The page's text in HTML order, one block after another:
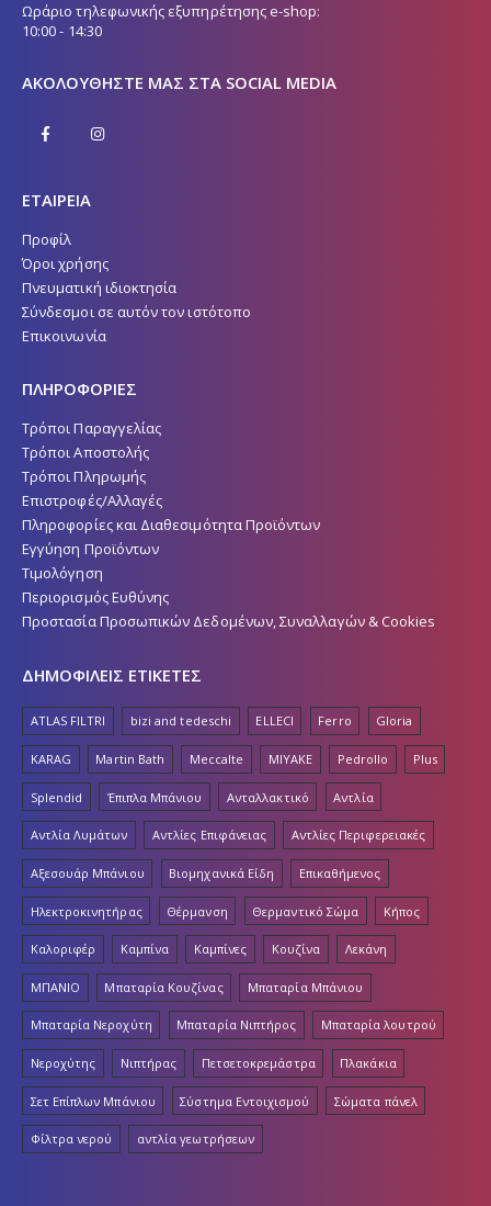
Ωράριο τηλεφωνικής εξυπηρέτησης e-shop:
10:00 - 14:30
ΑΚΟΛΟΥΘΉΣΤΕ ΜΑΣ ΣΤΑ SOCIAL MEDIA
ΕΤΑΙΡΕΙΑ
Προφίλ
Όροι χρήσης
Πνευματική ιδιοκτησία
Σύνδεσμοι σε αυτόν τον ιστότοπο
Επικοινωνία
ΠΛΗΡΟΦΟΡΙΕΣ
Τρόποι Παραγγελίας
Τρόποι Αποστολής
Τρόποι Πληρωμής
Επιστροφές/Αλλαγές
Πληροφορίες και Διαθεσιμότητα Προϊόντων
Εγγύηση Προϊόντων
Τιμολόγηση
Περιορισμός Ευθύνης
Προστασία Προσωπικών Δεδομένων, Συναλλαγών & Cookies
ΔΗΜΟΦΙΛΕΙΣ ΕΤΙΚΕΤΕΣ
ATLAS FILTRI bizi and tedeschi ELLECI Ferro Gloria
KARAG Martin Bath Meccalte MIYAKE Pedrollo Plus
Splendid Έπιπλα Μπάνιου Ανταλλακτικό Αντλία
Αντλία Λυμάτων Αντλίες Επιφάνειας Αντλίες Περιφερειακές
Αξεσουάρ Μπάνιου Βιομηχανικά Είδη Επικαθήμενος
Ηλεκτροκινητήρας Θέρμανση Θερμαντικό Σώμα Κήπος
Καλοριφέρ Καμπίνα Καμπίνες Κουζίνα Λεκάνη
ΜΠΑΝΙΟ Μπαταρία Κουζίνας Μπαταρία Μπάνιου
Μπαταρία Νεροχύτη Μπαταρία Νιπτήρος Μπαταρία λουτρού
Νεροχύτης Νιπτήρας Πετσετοκρεμάστρα Πλακάκια
Σετ Επίπλων Μπάνιου Σύστημα Εντοιχισμού Σώματα πάνελ
Φίλτρα νερού αντλία γεωτρήσεων